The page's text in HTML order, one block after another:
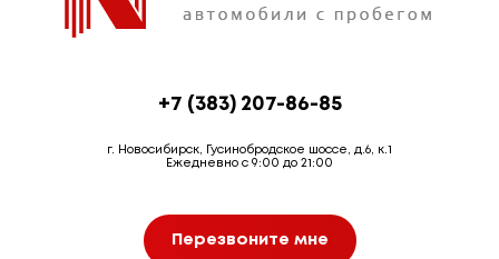
+7 (383) 207-86-85
г. Новосибирск, Гусинобродское шоссе, д.6, к.1
Ежедневно с 9:00 до 21:00
Перезвоните мне